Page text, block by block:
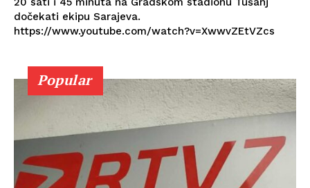
dočekati ekipu Sarajeva.
https://www.youtube.com/watch?v=XwwvZEtVZcs
Popular